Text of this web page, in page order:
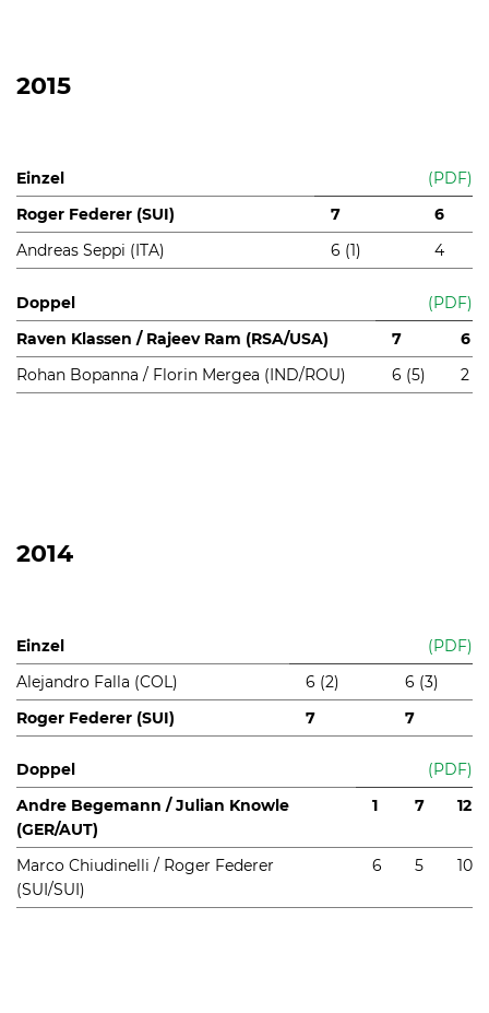
2015
Einzel
(PDF)
Roger Federer (SUI)
7
6
Andreas Seppi (ITA)
6 (1) 4
Doppel
(PDF)
Raven Klassen / Rajeev Ram (RSA/USA)
7
6
Rohan Bopanna / Florin Mergea (IND/ROU)
6 (5) 2
2014
Einzel
(PDF)
Alejandro Falla (COL)
6 (2)
6 (3)
Roger Federer (SUI)
7 7
Doppel
(PDF)
Andre Begemann / Julian Knowle
(GER/AUT)
1 7 12
Marco Chiudinelli / Roger Federer
(SUI/SUI)
6 5 10